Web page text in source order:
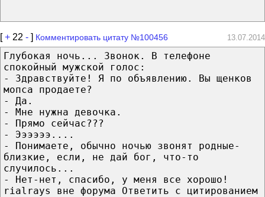
[+ 22 - ] Комментировать цитату №100456 13.07.2014
Глубокая ночь... Звонок. В телефоне
спокойный мужской голос:
- Здравствуйте! Я по объявлению. Вы щенков
мопса продаете?
- Да.
- Мне нужна девочка.
- Прямо сейчас???
- Ээээээ....
- Понимаете, обычно ночью звонят родные-
близкие, если, не дай бог, что-то
случилось...
- Нет-нет, спасибо, у меня все хорошо!
rialrays вне форума Ответить с цитированием